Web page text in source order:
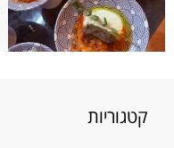
קטגוריות